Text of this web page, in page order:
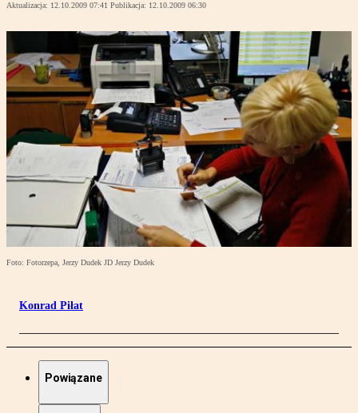
Aktualizacja: 12.10.2009 07:41 Publikacja: 12.10.2009 06:30
Foto: Fotorzepa, Jerzy Dudek JD Jerzy Dudek
Konrad Piłat
Powiązane